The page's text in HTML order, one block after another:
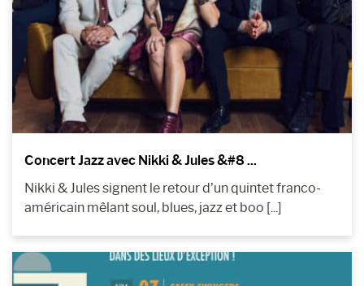
Concert Jazz avec Nikki & Jules &#8 ...
Nikki & Jules signent le retour d’un quintet franco-
américain mêlant soul, blues, jazz et boo [...]